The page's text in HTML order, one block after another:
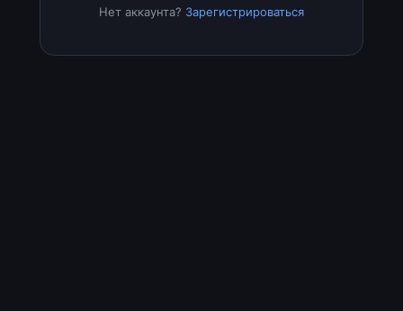
Нет аккаунта? Зарегистрироваться